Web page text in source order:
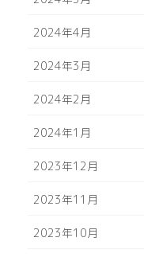
2024年4月
2024年3月
2024年2月
2024年1月
2023年12月
2023年11月
2023年10月